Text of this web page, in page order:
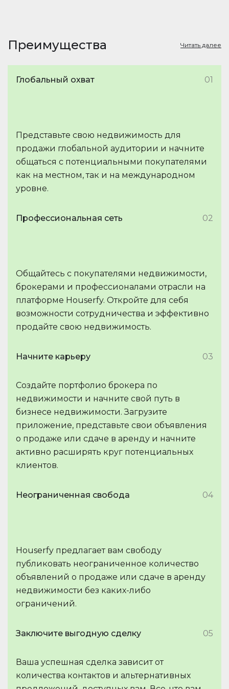
Преимущества Читать далее
Глобальный охват 01
Представьте свою недвижимость для
продажи глобальной аудитории и начните
общаться с потенциальными покупателями
как на местном, так и на международном
уровне.
Профессиональная сеть 02
Общайтесь с покупателями недвижимости,
брокерами и профессионалами отрасли на
платформе Houserfy. Откройте для себя
возможности сотрудничества и эффективно
продайте свою недвижимость.
Начните карьеру 03
Создайте портфолио брокера по
недвижимости и начните свой путь в
бизнесе недвижимости. Загрузите
приложение, представьте свои объявления
о продаже или сдаче в аренду и начните
активно расширять круг потенциальных
клиентов.
Неограниченная свобода 04
Houserfy предлагает вам свободу
публиковать неограниченное количество
объявлений о продаже или сдаче в аренду
недвижимости без каких-либо
ограничений.
Заключите выгодную сделку 05
Ваша успешная сделка зависит от
количества контактов и альтернативных